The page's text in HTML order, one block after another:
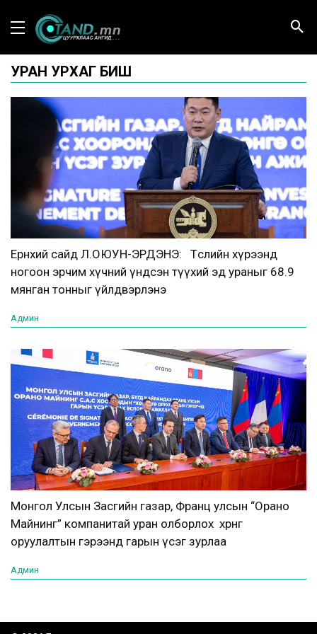
УРАН УРХАГ БИШ
Ерөнхий сайд Л.ОЮУН-ЭРДЭНЭ: Төслийн хүрээнд
ногоон эрчим хүчний үндсэн түүхий эд ураныг 68.9
мянган тонныг үйлдвэрлэнэ
Админ
Монгол Улсын Засгийн газар, Франц улсын “Орано
Майнинг” компанитай уран олборлох хөрөнгө
оруулалтын гэрээнд гарын үсэг зурлаа
Админ